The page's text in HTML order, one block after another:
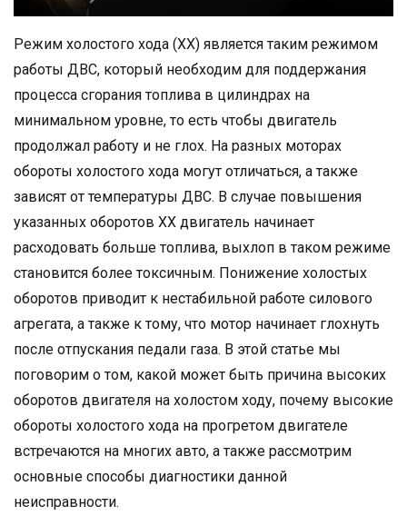
Режим холостого хода (ХХ) является таким режимом
работы ДВС, который необходим для поддержания
процесса сгорания топлива в цилиндрах на
минимальном уровне, то есть чтобы двигатель
продолжал работу и не глох. На разных моторах
обороты холостого хода могут отличаться, а также
зависят от температуры ДВС. В случае повышения
указанных оборотов ХХ двигатель начинает
расходовать больше топлива, выхлоп в таком режиме
становится более токсичным. Понижение холостых
оборотов приводит к нестабильной работе силового
агрегата, а также к тому, что мотор начинает глохнуть
после отпускания педали газа. В этой статье мы
поговорим о том, какой может быть причина высоких
оборотов двигателя на холостом ходу, почему высокие
обороты холостого хода на прогретом двигателе
встречаются на многих авто, а также рассмотрим
основные способы диагностики данной
неисправности.